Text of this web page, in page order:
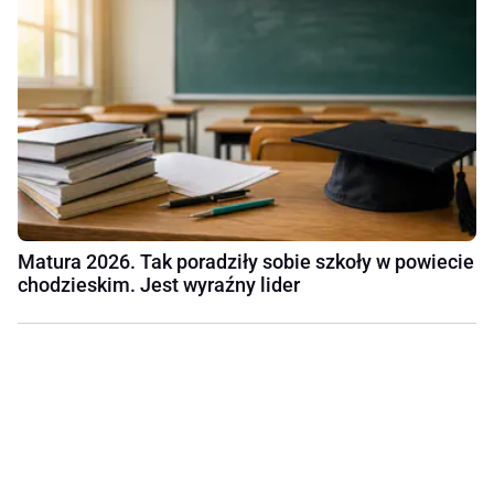
Matura 2026. Tak poradziły sobie szkoły w powiecie
chodzieskim. Jest wyraźny lider